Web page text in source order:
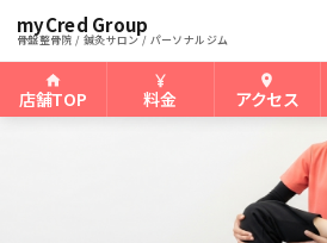
myCred Group
骨盤整骨院 / 鍼灸サロン / パーソナルジム
店舗TOP 料金 アクセス
ホーム › 稲田堤骨盤整骨院